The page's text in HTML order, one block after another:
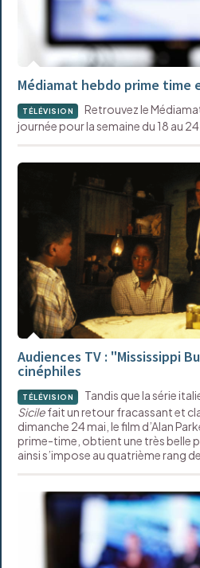
Médiamat hebdo prime time
TÉLÉVISION
Retrouvez le
journée pour la semaine du 18 au
Audiences TV : "Mississippi
cinéphiles
TÉLÉVISION Tandis que la série
Sicilefait un retour fracassant et
dimanche 24 mai, le film d’Alan
prime-time, obtient une très belle
ainsi s’impose au quatrième rang